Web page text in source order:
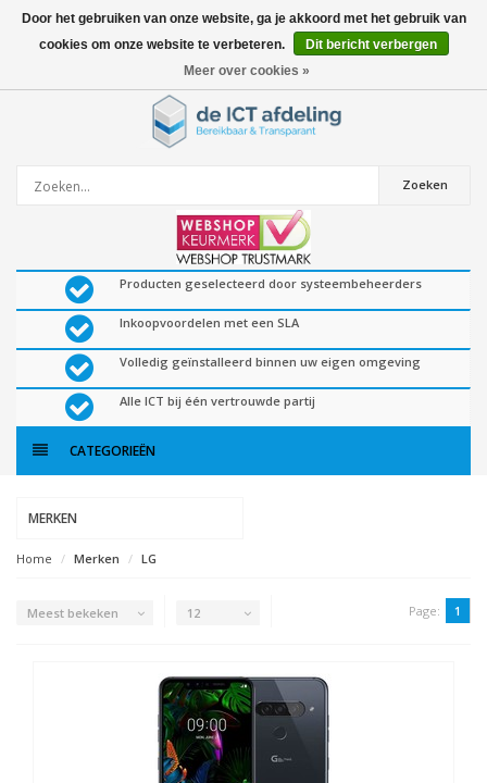
0artikelen
Zoeken
Producten geselecteerd door systeembeheerders
Inkoopvoordelen met een SLA
Volledig geïnstalleerd binnen uw eigen omgeving
Alle ICT bij één vertrouwde partij
CATEGORIEËN
MERKEN
Home Merken LG
Meest bekeken 12 Page: 1
Door het gebruiken van onze website, ga je akkoord met het gebruik van
cookies om onze website te verbeteren.
Dit bericht verbergen
Meer over cookies »